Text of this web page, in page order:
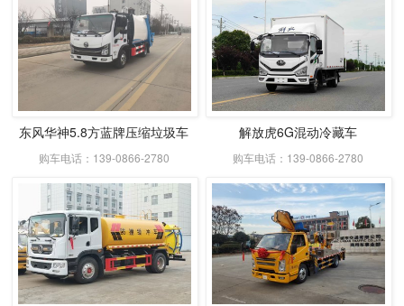
东风华神5.8方蓝牌压缩垃圾车
购车电话：139-0866-2780
解放虎6G混动冷藏车
购车电话：139-0866-2780